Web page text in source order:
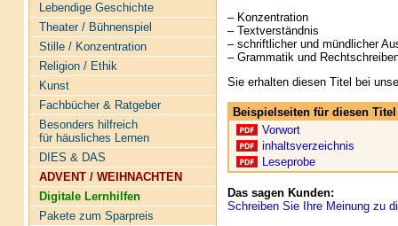
Lebendige Geschichte
Theater / Bühnenspiel
Stille / Konzentration
Religion / Ethik
Kunst
Fachbücher & Ratgeber
Besonders hilfreich
für häusliches Lernen
DIES & DAS
ADVENT / WEIHNACHTEN
Digitale Lernhilfen
Pakete zum Sparpreis
– Konzentration
– Textverständnis
– schriftlicher und mündlicher
– Grammatik und
Sie erhalten diesen Titel bei
Beispielseiten für diesen
Vorwort
inhaltsverzeichnis
Leseprobe
Das sagen Kunden:
Schreiben Sie Ihre Meinung zu